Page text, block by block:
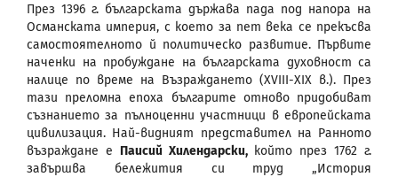
През 1396 г. българската държава пада под напора на
Османската империя, с което за пет века се прекъсва
самостоятелното й политическо развитие. Първите
наченки на пробуждане на българската духовност са
налице по време на Възраждането (XVIII-XIX в.). През
тази преломна епоха българите отново придобиват
съзнанието за пълноценни участници в европейската
цивилизация. Най-видният представител на Ранното
възраждане е Паисий Хилендарски,който през 1762 г.
завършва бележития си труд „История